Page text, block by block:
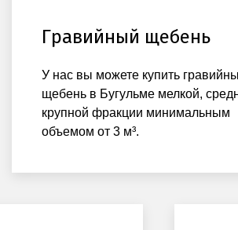
Гравийный щебень
У нас вы можете купить
щебень в Бугульме мелкой,
крупной фракции минимальным
объемом от 3 м³.